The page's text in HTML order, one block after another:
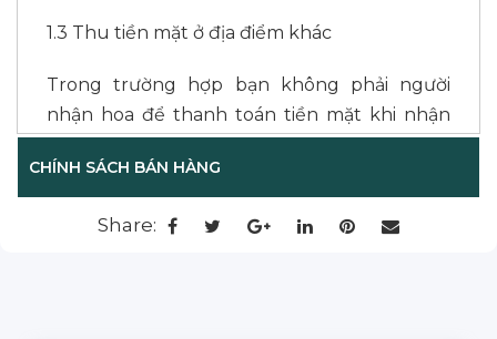
1.3 Thu tiền mặt ở địa điểm khác
Trong trường hợp bạn không phải người
nhận hoa để thanh toán tiền mặt khi nhận
hoặc đến văn phòng L’amour tại Sài Gòn
trợ giao hoa và thu tiền ở 2 địa điểm khác
CHÍNH SÁCH BÁN HÀNG
Share: